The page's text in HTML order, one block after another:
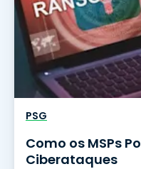
PSG
Como os MSPs
Ciberataques